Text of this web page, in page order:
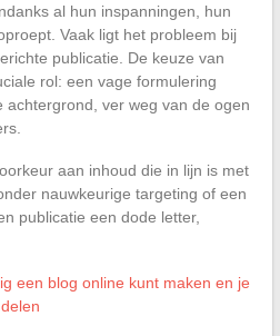
al hun inspanningen, hun
Vaak ligt het probleem bij
publicatie. De keuze van
rol: een vage formulering
achtergrond, ver weg van de ogen
aan inhoud die in lijn is met
nauwkeurige targeting of een
publicatie een dode letter,
een blog online kunt maken en je